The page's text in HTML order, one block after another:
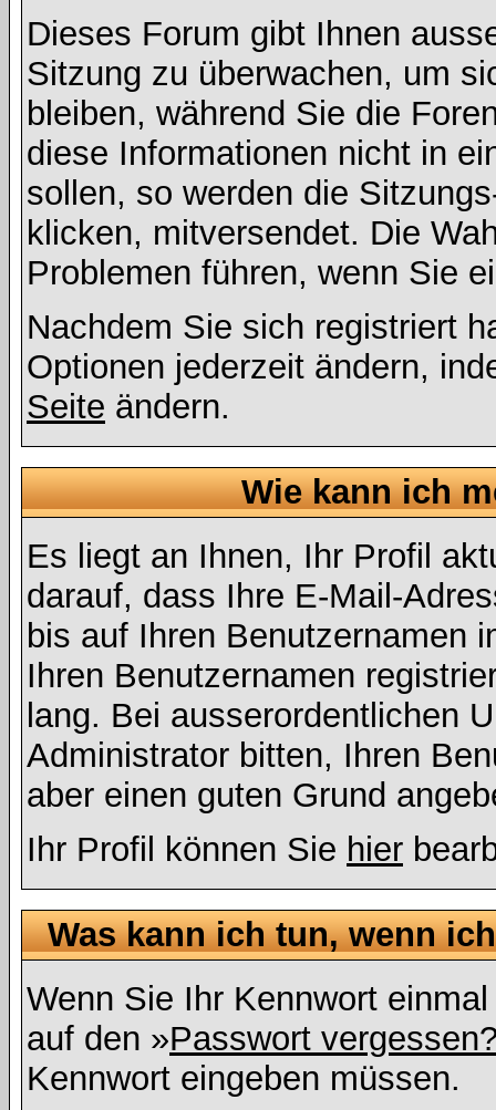
Dieses Forum gibt Ihnen
Sitzung zu überwachen, um
bleiben, während Sie die
diese Informationen nicht in
sollen, so werden die
klicken, mitversendet. Die
Problemen führen, wenn Sie
Nachdem Sie sich registriert
Optionen jederzeit ändern,
Seite ändern.
Wie kann ich
Es liegt an Ihnen, Ihr Profil
darauf, dass Ihre E-Mail-
bis auf Ihren Benutzernamen
Ihren Benutzernamen
lang. Bei ausserordentlichen
Administrator bitten, Ihren
aber einen guten Grund
Ihr Profil können Sie hier
Was kann ich tun, wenn
Wenn Sie Ihr Kennwort
auf den »Passwort
Kennwort eingeben müssen.